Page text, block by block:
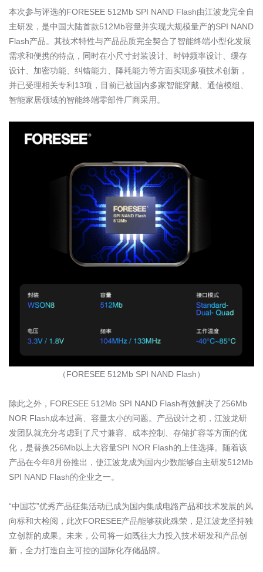
本次参与评选的FORESEE 512Mb SPI NAND Flash由江波龙完全自
主研发，是中国大陆首款512Mb容量并实现大规模量产的SPI NAND
Flash产品。其技术特性与产品品质完全契合了智能终端小型化发展
需求和便携的特点，同时在小尺寸封装设计、时钟频率设计、缓存
设计、加密功能、纠错能力、降耗能力等方面实现多项技术创新，
并已受理相关专利 13项，目前已被国内多家智能穿戴、通信模组、
智能家居领域的智能终端零部件厂商采用。
（FORESEE 512Mb SPI NAND Flash）
除此之外， FORESEE 512Mb SPI NAND Flash有效解决了256Mb
NOR Flash成本过高、容量太小的问题。产品设计之初，江波龙研
发团队就充分考虑到了尺寸兼容、成本控制、存储扩容等方面的优
化，是替换256Mb以上大容量SPI NOR Flash的上佳选择。随着该
产品在今年8月份推出，使江波龙成为国内少数能够自主研发512Mb
SPI NAND Flash的企业之一。
“中国芯”优秀产品征集活动已成为国内集成电路产品和技术发展的风
向标和大检阅，此次FORESEE产品能够获此殊荣，是江波龙坚持独
立创新的成果。未来，公司将一如既往大力投入技术研发和产品创
新，全力打造自主可控的国际化存储品牌。